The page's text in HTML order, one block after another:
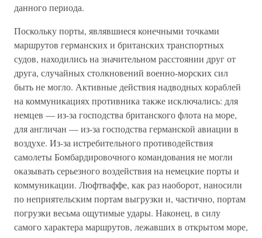
данного периода.
Поскольку порты, являвшиеся конечными точками
маршрутов германских и британских транспортных
судов, находились на значительном расстоянии друг от
друга, случайных столкновений военно-морских сил
быть не могло. Активные действия надводных кораблей
на коммуникациях противника также исключались: для
немцев — из-за господства британского флота на море,
для англичан — из-за господства германской авиации в
воздухе. Из-за истребительного противодействия
самолеты Бомбардировочного командования не могли
оказывать серьезного воздействия на немецкие порты и
коммуникации. Люфтваффе, как раз наоборот, наносили
по неприятельским портам выгрузки и, частично, портам
погрузки весьма ощутимые удары. Наконец, в силу
самого характера маршрутов, лежавших в открытом море,